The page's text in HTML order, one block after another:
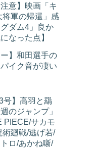
注意】映画「キ
将軍の帰還」感
ダム4」良か
なった点】
ー】和田選手の
イク音が凄い
号】高羽と羂
のジャンプ」
PIECE/サカモ
術廻戦/逃げ若/
ロ/あかね噺/